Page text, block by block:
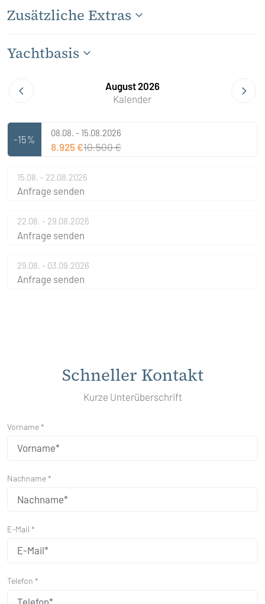
Zusätzliche Extras
Yachtbasis
August 2026
Kalender
-15%
08.08. - 15.08.2026
8.925 €10.500 €
15.08. - 22.08.2026
Anfrage senden
22.08. - 29.08.2026
Anfrage senden
29.08. - 03.09.2026
Anfrage senden
Schneller Kontakt
Kurze Unterüberschrift
Vorname *
Nachname *
E-Mail *
Telefon *